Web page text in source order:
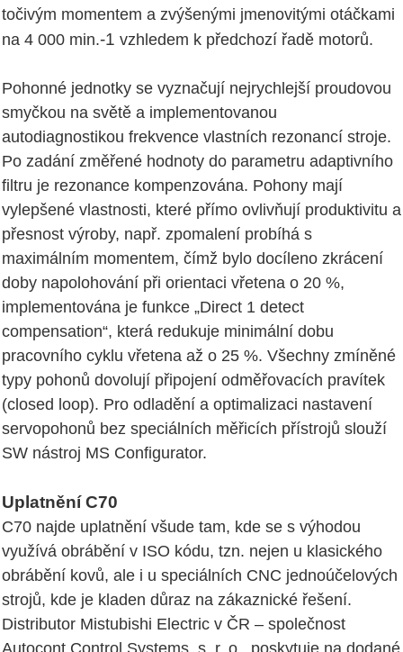
točivým momentem a zvýšenými jmenovitými otáčkami
na 4 000 min.-1 vzhledem k předchozí řadě motorů.
Pohonné jednotky se vyznačují nejrychlejší proudovou
smyčkou na světě a implementovanou
autodiagnostikou frekvence vlastních rezonancí stroje.
Po zadání změřené hodnoty do parametru adaptivního
filtru je rezonance kompenzována. Pohony mají
vylepšené vlastnosti, které přímo ovlivňují produktivitu a
přesnost výroby, např. zpomalení probíhá s
maximálním momentem, čímž bylo docíleno zkrácení
doby napolohování při orientaci vřetena o 20 %,
implementována je funkce „Direct 1 detect
compensation“, která redukuje minimální dobu
pracovního cyklu vřetena až o 25 %. Všechny zmíněné
typy pohonů dovolují připojení odměřovacích pravítek
(closed loop). Pro odladění a optimalizaci nastavení
servopohonů bez speciálních měřicích přístrojů slouží
SW nástroj MS Configurator.
Uplatnění C70
C70 najde uplatnění všude tam, kde se s výhodou
využívá obrábění v ISO kódu, tzn. nejen u klasického
obrábění kovů, ale i u speciálních CNC jednoúčelových
strojů, kde je kladen důraz na zákaznické řešení.
Distributor Mistubishi Electric v ČR – společnost
Autocont Control Systems, s. r. o., poskytuje na dodané